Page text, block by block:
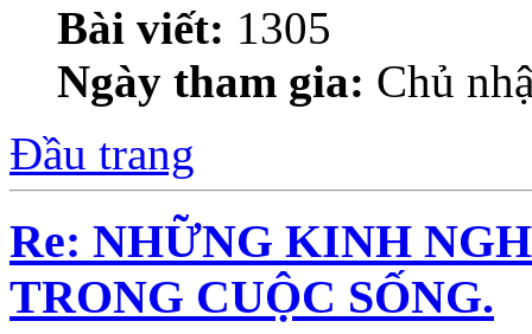
Bài viết: 1305
Ngày tham gia: Chủ
Đầu trang
Re: NHỮNG KINH
TRONG CUỘC SỐNG.